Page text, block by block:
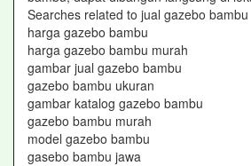
Searches related to jual gazebo bambu
harga gazebo bambu
harga gazebo bambu murah
gambar jual gazebo bambu
gazebo bambu ukuran
gambar katalog gazebo bambu
gazebo bambu murah
model gazebo bambu
gasebo bambu jawa